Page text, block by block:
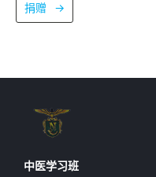
捐赠 →
中医学习班